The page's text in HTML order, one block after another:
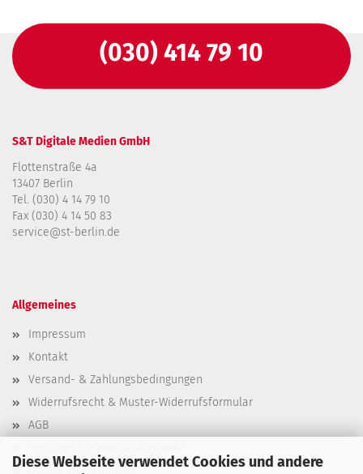
Diese Webseite verwendet Cookies und andere
(030) 414 79 10
S&T Digitale Medien GmbH
Flottenstraße 4a
13407 Berlin
Tel. (030) 4 14 79 10
Fax (030) 4 14 50 83
service@st-berlin.de
Allgemeines
Impressum
Kontakt
Versand- & Zahlungsbedingungen
Widerrufsrecht & Muster-Widerrufsformular
AGB
Cookie Einstellungen